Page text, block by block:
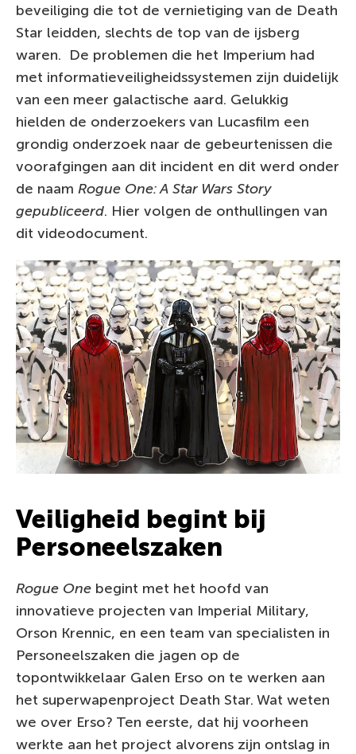
beveiliging die tot de vernietiging van de Death
Star leidden, slechts de top van de ijsberg
waren. De problemen die het Imperium had
met informatieveiligheidssystemen zijn duidelijk
van een meer galactische aard. Gelukkig
hielden de onderzoekers van Lucasfilm een
grondig onderzoek naar de gebeurtenissen die
voorafgingen aan dit incident en dit werd onder
de naam Rogue One: A Star Wars Story
gepubliceerd. Hier volgen de onthullingen van
dit videodocument.
Veiligheid begint bij
Personeelszaken
Rogue One begint met het hoofd van
innovatieve projecten van Imperial Military,
Orson Krennic, en een team van specialisten in
Personeelszaken die jagen op de
topontwikkelaar Galen Erso on te werken aan
het superwapenproject Death Star. Wat weten
we over Erso? Ten eerste, dat hij voorheen
werkte aan het project alvorens zijn ontslag in